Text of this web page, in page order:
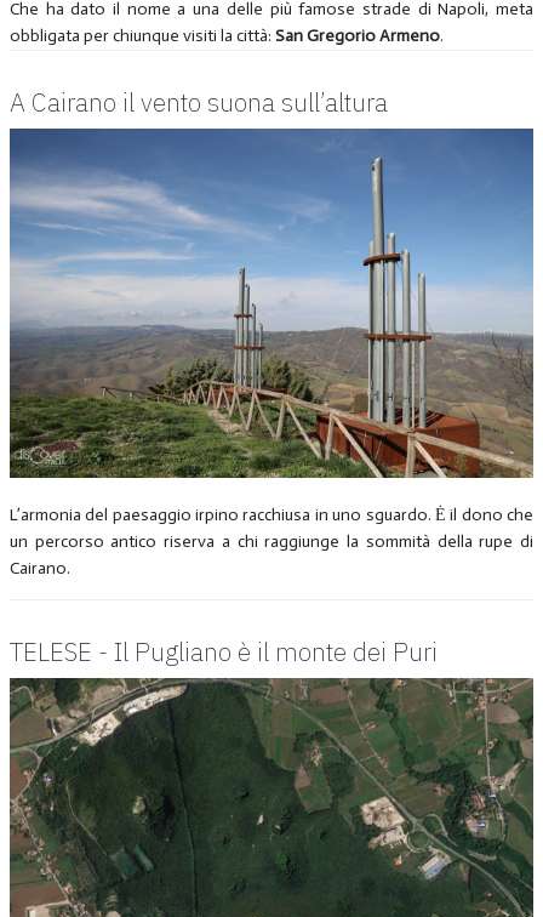
Che ha dato il nome a una delle più famose strade di Napoli, meta
obbligata per chiunque visiti la città: San Gregorio Armeno.
A Cairano il vento suona sull’altura
L’armonia del paesaggio irpino racchiusa in uno sguardo. Ė il dono che
un percorso antico riserva a chi raggiunge la sommità della rupe di
Cairano.
TELESE - Il Pugliano è il monte dei Puri